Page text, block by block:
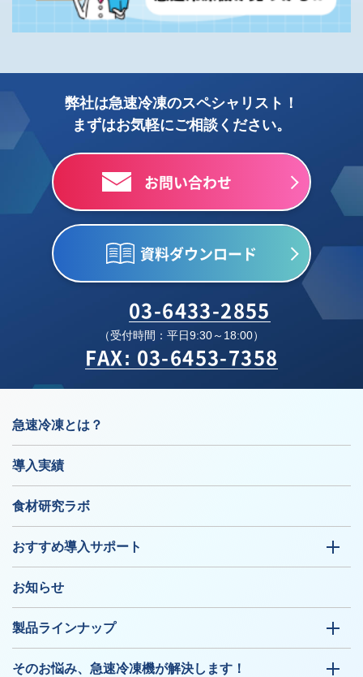
弊社は急速冷凍のスペシャリスト！
まずはお気軽にご相談ください。
お問い合わせ
資料ダウンロード
03-6433-2855
（受付時間：平日9:30～18:00）
FAX: 03-6453-7358
急速冷凍とは？
導入実績
食材研究ラボ
おすすめ導入サポート
お知らせ
製品ラインナップ
そのお悩み、急速冷凍機が解決します！